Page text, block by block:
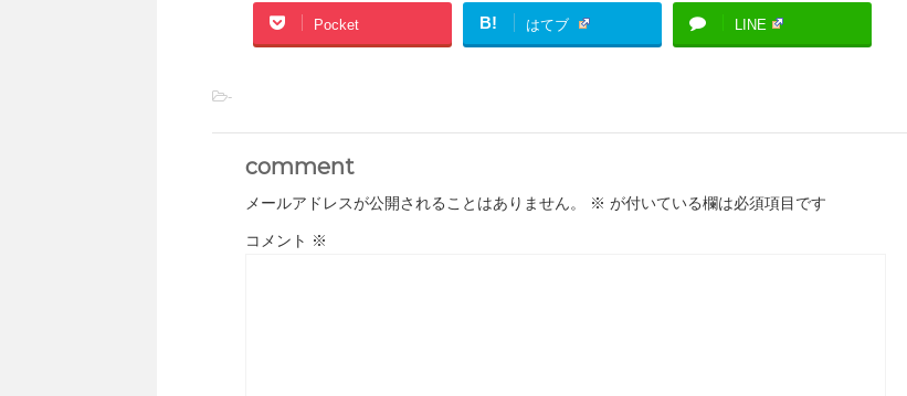
Pocket B! はてブ LINE
-
comment
メールアドレスが公開されることはありません。 ※ が付いている欄は必須項目です
コメント ※